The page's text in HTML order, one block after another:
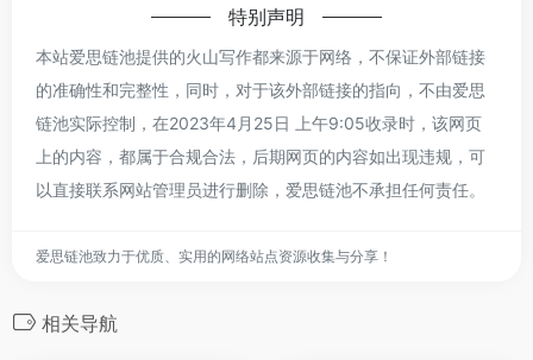
特别声明
本站爱思链池提供的火山写作都来源于网络，不保证外部链接
的准确性和完整性，同时，对于该外部链接的指向，不由爱思
链池实际控制，在2023年4月25日 上午9:05收录时，该网页
上的内容，都属于合规合法，后期网页的内容如出现违规，可
以直接联系网站管理员进行删除，爱思链池不承担任何责任。
爱思链池致力于优质、实用的网络站点资源收集与分享！
相关导航